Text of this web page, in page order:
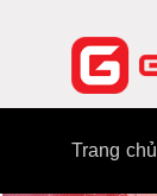
Trang chủ